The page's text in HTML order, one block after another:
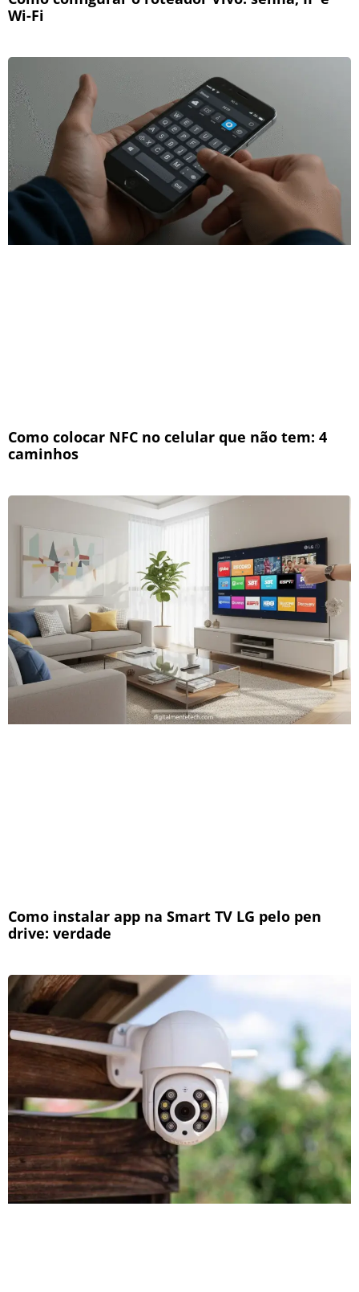
Wi-Fi
Como colocar NFC no celular que não tem: 4
caminhos
Como instalar app na Smart TV LG pelo pen
drive: verdade